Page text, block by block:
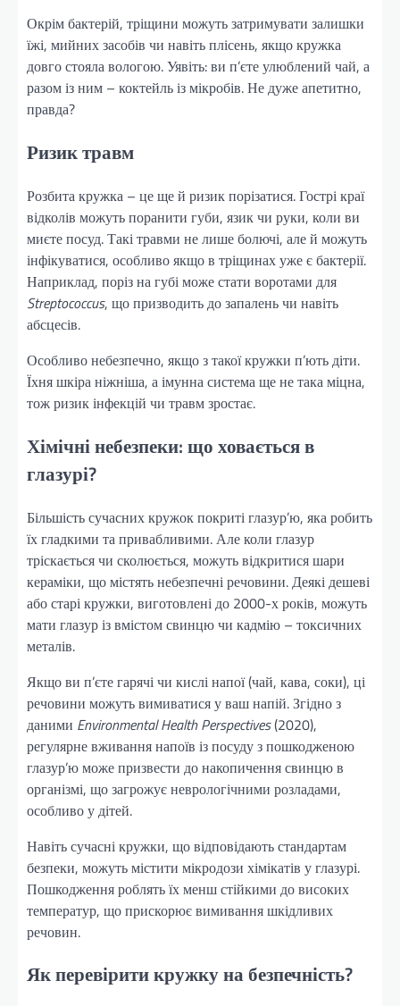
Окрім бактерій, тріщини можуть затримувати залишки
їжі, мийних засобів чи навіть плісень, якщо кружка
довго стояла вологою. Уявіть: ви п’єте улюблений чай, а
разом із ним – коктейль із мікробів. Не дуже апетитно,
правда?
Ризик травм
Розбита кружка – це ще й ризик порізатися. Гострі краї
відколів можуть поранити губи, язик чи руки, коли ви
миєте посуд. Такі травми не лише болючі, але й можуть
інфікуватися, особливо якщо в тріщинах уже є бактерії.
Наприклад, поріз на губі може стати воротами для
Streptococcus, що призводить до запалень чи навіть
абсцесів.
Особливо небезпечно, якщо з такої кружки п’ють діти.
Їхня шкіра ніжніша, а імунна система ще не така міцна,
тож ризик інфекцій чи травм зростає.
Хімічні небезпеки: що ховається в
глазурі?
Більшість сучасних кружок покриті глазур’ю, яка робить
їх гладкими та привабливими. Але коли глазур
тріскається чи сколюється, можуть відкритися шари
кераміки, що містять небезпечні речовини. Деякі дешеві
або старі кружки, виготовлені до 2000-х років, можуть
мати глазур із вмістом свинцю чи кадмію – токсичних
металів.
Якщо ви п’єте гарячі чи кислі напої (чай, кава, соки), ці
речовини можуть вимиватися у ваш напій. Згідно з
даними Environmental Health Perspectives(2020),
регулярне вживання напоїв із посуду з пошкодженою
глазур’ю може призвести до накопичення свинцю в
організмі, що загрожує неврологічними розладами,
особливо у дітей.
Навіть сучасні кружки, що відповідають стандартам
безпеки, можуть містити мікродози хімікатів у глазурі.
Пошкодження роблять їх менш стійкими до високих
температур, що прискорює вимивання шкідливих
речовин.
Як перевірити кружку на безпечність?